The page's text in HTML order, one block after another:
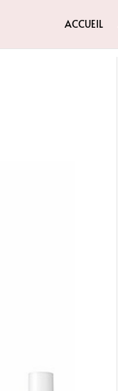
ACCUEIL